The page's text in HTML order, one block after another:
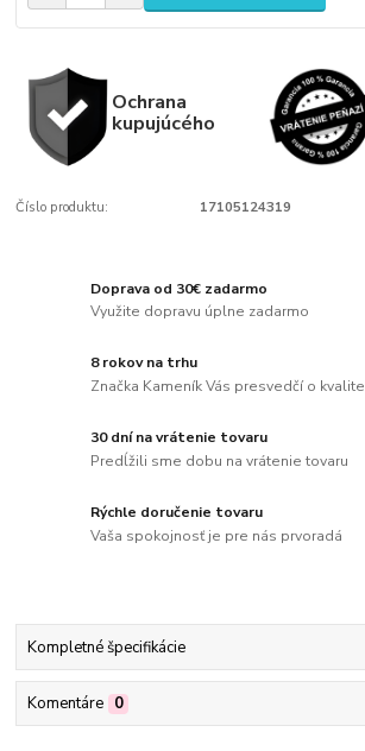
Ochrana
kupujúcého
Číslo produktu: 17105124319
Doprava od 30€ zadarmo
Využite dopravu úplne zadarmo
8 rokov na trhu
Značka Kameník Vás presvedčí o kvalite
30 dní na vrátenie tovaru
Predĺžili sme dobu na vrátenie tovaru
Rýchle doručenie tovaru
Vaša spokojnosť je pre nás prvoradá
Kompletné špecifikácie
Komentáre 0